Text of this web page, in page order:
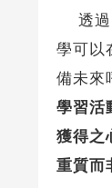
透過
學可以
備未來
學習活
獲得之
重質而